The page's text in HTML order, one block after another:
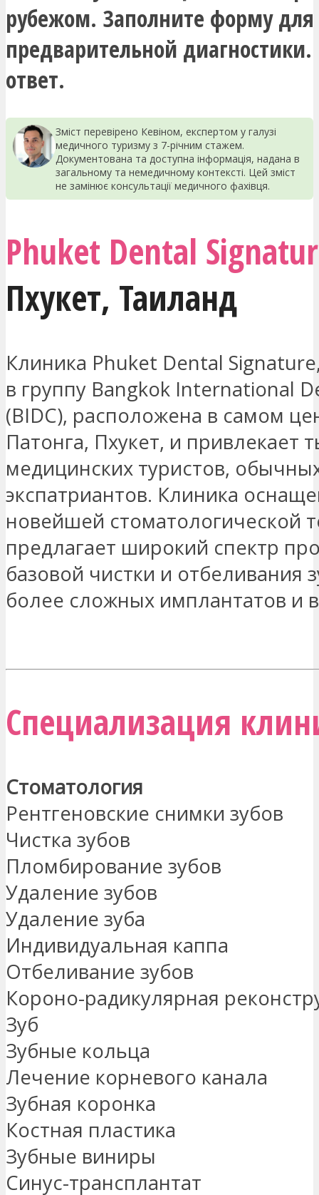
рубежом. Заполните форму для
предварительной
ответ.
Зміст перевірено Кевіном, експертом у галузі
медичного туризму з 7-річним стажем.
Документована та доступна інформація, надана в
загальному та немедичному контексті. Цей зміст
не замінює консультації медичного фахівця.
Phuket Dental
Пхукет, Таиланд
Клиника Phuket Dental
в группу Bangkok International
(BIDC), расположена в самом
Патонга, Пхукет, и привлекает
медицинских туристов,
экспатриантов. Клиника
новейшей стоматологической
предлагает широкий спектр
базовой чистки и отбеливания
более сложных имплантатов и
Специализация
Стоматология
Рентгеновские снимки зубов
Чистка зубов
Пломбирование зубов
Удаление зубов
Удаление зуба
Индивидуальная каппа
Отбеливание зубов
Короно-радикулярная
Зуб
Зубные кольца
Лечение корневого канала
Зубная коронка
Костная пластика
Зубные виниры
Синус-трансплантат